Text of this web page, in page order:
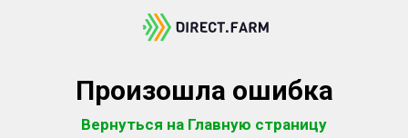
Произошла ошибка
Вернуться на Главную страницу